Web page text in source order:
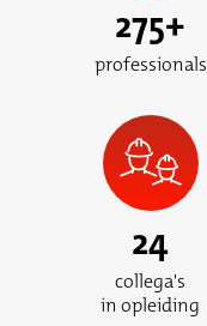
275+
professionals
24
collega's
in opleiding